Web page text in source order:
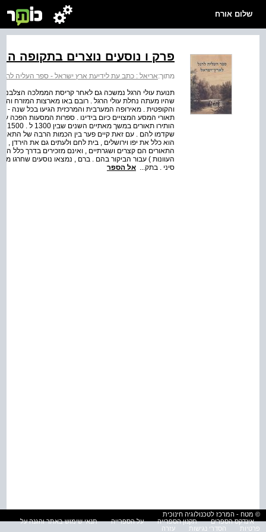
שלום אורח
פרק ו נוסעים נוצרים בתקופה
מתוך:אריאל : כתב עת לידיעת ארץ ישראל - ספר העליה
תנועת עולי הרגל נמשכה גם לאחר קריסת הממלכה
שהיו מעתה נחלת עולי הרגל . רובם באו מארצות המזרח
והקופטית . מאירופה המערבית והמרכזית הגיעו בכל שנה
תאורי המסע המצויים כיום בידינו . ספרות המסעות הפכה
שקדמו להם . עם זאת קיים פער בין הכמות הרבה של
הוא כלל את יפו וירושלים , בית לחם ולעתים גם את הירדן ,
התאורים הם קצרים ושגרתיים , ואינם מזכירים בדרך כלל
העוונות ) עבור הביקור בהם . ברם , נמצאו נוסעים שחרגו
סיני . בתק... אל הספר
© מטח - המרכז לטכנולוגיה חינוכית
אינדקס הספרים
תקנון הספרייה על הספרייה
תנאי שימוש באתר והגנה על
פרטיות
הסדרי נגישות עזרה